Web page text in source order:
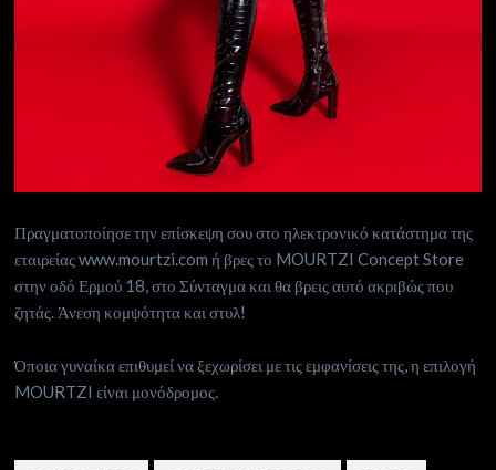
Πραγματοποίησε την επίσκεψη σου στο ηλεκτρονικό κατάστημα της
εταιρείας www.mourtzi.com ή βρες το MOURTZI Concept Store
στην οδό Ερμού 18, στο Σύνταγμα και θα βρεις αυτό ακριβώς που
ζητάς. Άνεση κομψότητα και στυλ!
Όποια γυναίκα επιθυμεί να ξεχωρίσει με τις εμφανίσεις της, η επιλογή
MOURTZI είναι μονόδρομος.